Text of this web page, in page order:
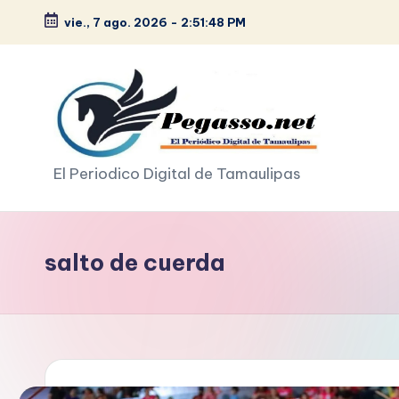
Saltar
contenido
vie., 7 ago. 2026 - 2:51:49 PM
p
e
g
s
o
El Periodico Digital de Tamaulipas
salto de cuerda